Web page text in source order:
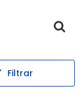
Filtrar